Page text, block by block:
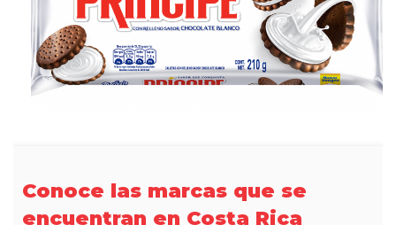
Conoce las marcas que se
encuentran en Costa Rica